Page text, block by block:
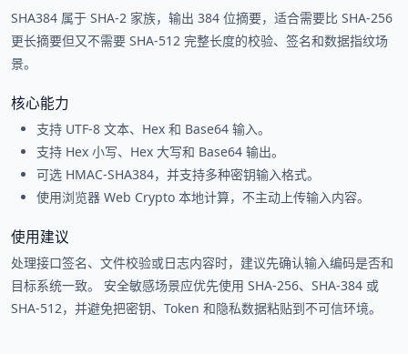
SHA384 属于 SHA-2 家族，输出 384 位摘要，适合需要比 SHA-256
更长摘要但又不需要 SHA-512 完整长度的校验、签名和数据指纹场
景。
核心能力
支持 UTF-8 文本、Hex 和 Base64 输入。
支持 Hex 小写、Hex 大写和 Base64 输出。
可选 HMAC-SHA384，并支持多种密钥输入格式。
使用浏览器 Web Crypto 本地计算，不主动上传输入内容。
使用建议
处理接口签名、文件校验或日志内容时，建议先确认输入编码是否和
目标系统一致。 安全敏感场景应优先使用 SHA-256、SHA-384 或
SHA-512，并避免把密钥、Token 和隐私数据粘贴到不可信环境。